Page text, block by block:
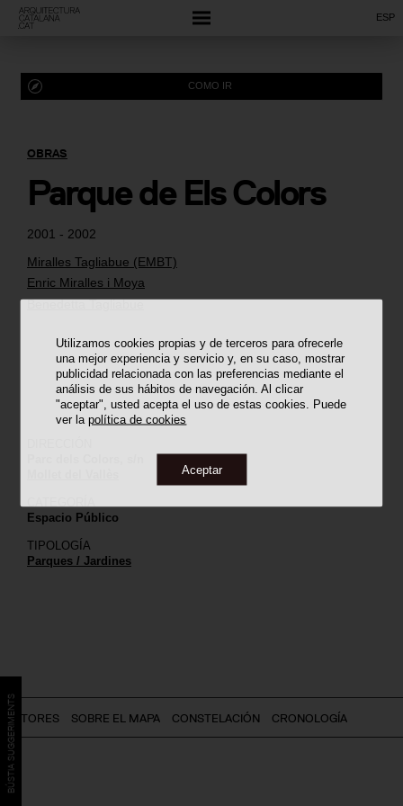
Utilizamos cookies propias y de terceros para ofrecerle
una mejor experiencia y servicio y, en su caso, mostrar
publicidad relacionada con las preferencias mediante el
análisis de sus hábitos de navegación. Al clicar
"aceptar", usted acepta el uso de estas cookies. Puede
ver lapolítica de cookies
Aceptar
ESP
2001 - 2002
Miralles Tagliabue (EMBT)
Enric Miralles i Moya
Benedetta Tagliabue
OBRAS
Parque de Els Colors
COMO IR
Espacio Público
TIPOLOGÍA
Parques / Jardines
AUTORES SOBRE EL MAPA CONSTELACIÓN CRONOLOGÍA
BÚSTIA SUGGERIMENTS